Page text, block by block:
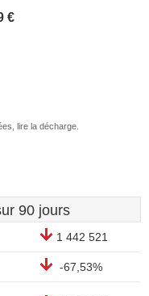
€
lire la décharge.
90 jours
1 442 521
-67,53%